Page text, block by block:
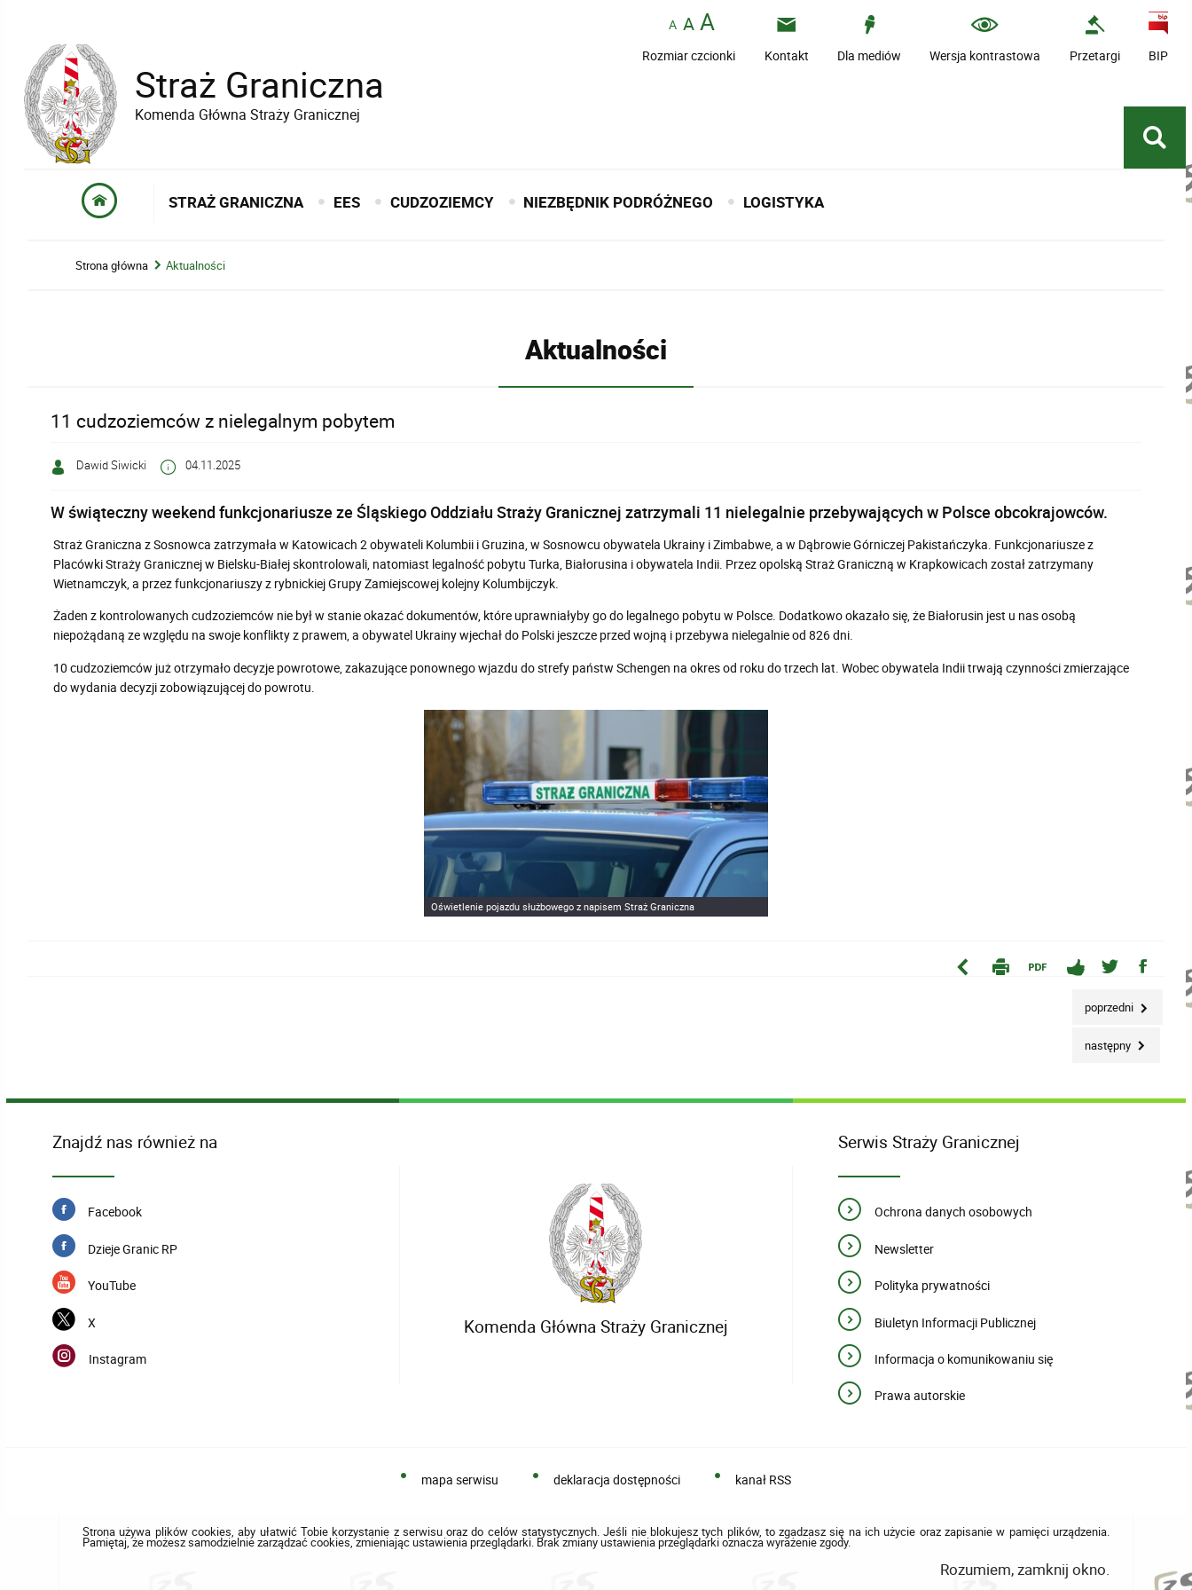
Straż Graniczna
Komenda Główna Straży Granicznej
Rozmiar czcionki Kontakt Dla mediów Wersja kontrastowa Przetargi BIP
STRAŻ GRANICZNA EES CUDZOZIEMCY NIEZBĘDNIK PODRÓŻNEGO LOGISTYKA
Strona główna Aktualności
Aktualności
11 cudzoziemców z nielegalnym pobytem
Dawid Siwicki 04.11.2025
W świąteczny weekend funkcjonariusze ze Śląskiego Oddziału Straży Granicznej zatrzymali 11 nielegalnie przebywających w Polsce obcokrajowców.
Straż Graniczna z Sosnowca zatrzymała w Katowicach 2 obywateli Kolumbii i Gruzina, w Sosnowcu obywatela Ukrainy i Zimbabwe, a w Dąbrowie Górniczej Pakistańczyka. Funkcjonariusze z
Placówki Straży Granicznej w Bielsku-Białej skontrolowali, natomiast legalność pobytu Turka, Białorusina i obywatela Indii. Przez opolską Straż Graniczną w Krapkowicach został zatrzymany
Wietnamczyk, a przez funkcjonariuszy z rybnickiej Grupy Zamiejscowej kolejny Kolumbijczyk.
Żaden z kontrolowanych cudzoziemców nie był w stanie okazać dokumentów, które uprawniałyby go do legalnego pobytu w Polsce. Dodatkowo okazało się, że Białorusin jest u nas osobą
niepożądaną ze względu na swoje konflikty z prawem, a obywatel Ukrainy wjechał do Polski jeszcze przed wojną i przebywa nielegalnie od 826 dni.
10 cudzoziemców już otrzymało decyzje powrotowe, zakazujące ponownego wjazdu do strefy państw Schengen na okres od roku do trzech lat. Wobec obywatela Indii trwają czynności zmierzające
do wydania decyzji zobowiązującej do powrotu.
Oświetlenie pojazdu służbowego z napisem Straż Graniczna
poprzedni
następny
Znajdź nas również na
Facebook
Dzieje Granic RP
YouTube
X
Instagram
Komenda Główna Straży Granicznej
Serwis Straży Granicznej
Ochrona danych osobowych
Newsletter
Polityka prywatności
Biuletyn Informacji Publicznej
Informacja o komunikowaniu się
Prawa autorskie
mapa serwisu deklaracja dostępności kanał RSS
Strona używa plików cookies, aby ułatwić Tobie korzystanie z serwisu oraz do celów statystycznych. Jeśli nie blokujesz tych plików, to zgadzasz się na ich użycie oraz zapisanie w pamięci urządzenia.
Pamiętaj, że możesz samodzielnie zarządzać cookies, zmieniając ustawienia przeglądarki. Brak zmiany ustawienia przeglądarki oznacza wyrażenie zgody.
Rozumiem, zamknij okno.